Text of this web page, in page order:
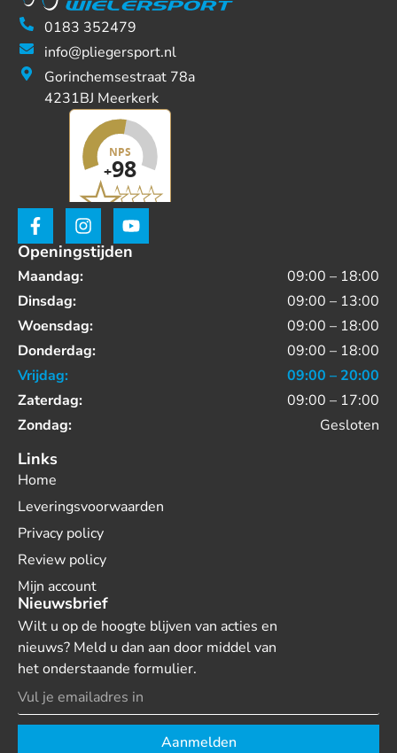
0183 352479
info@pliegersport.nl
Gorinchemsestraat 78a
4231BJ Meerkerk
Openingstijden
Maandag:
09:00 – 18:00
Dinsdag:
09:00 – 13:00
Woensdag:
09:00 – 18:00
Donderdag:
09:00 – 18:00
Vrijdag:
09:00 – 20:00
Zaterdag:
09:00 – 17:00
Zondag:
Gesloten
Links
Home
Leveringsvoorwaarden
Privacy policy
Review policy
Mijn account
Nieuwsbrief
Wilt u op de hoogte blijven van acties en
nieuws? Meld u dan aan door middel van
het onderstaande formulier.
Aanmelden